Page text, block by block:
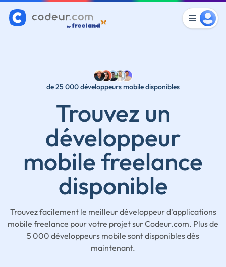
de 25 000 développeurs mobile disponibles
Trouvez un
développeur
mobile freelance
disponible
Trouvez facilement le meilleur développeur d'applications
mobile freelance pour votre projet sur Codeur.com. Plus de
5 000 développeurs mobile sont disponibles dès
maintenant.